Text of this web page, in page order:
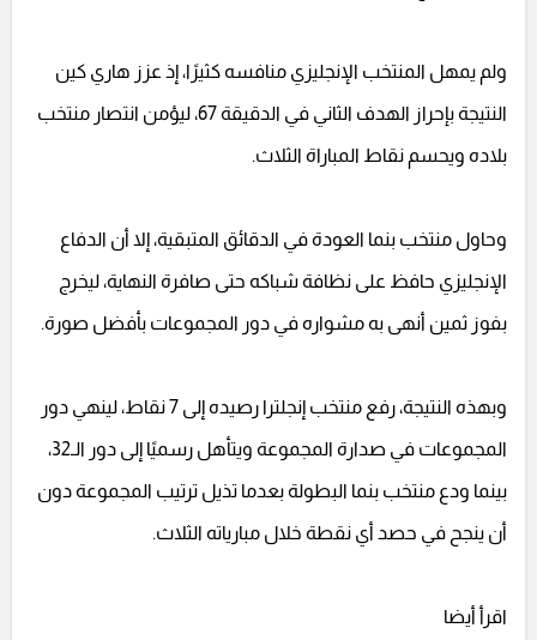
ولم يمهل المنتخب الإنجليزي منافسه كثيرًا، إذ عزز هاري كين
النتيجة بإحراز الهدف الثاني في الدقيقة 67، ليؤمن انتصار منتخب
بلاده ويحسم نقاط المباراة الثلاث.
وحاول منتخب بنما العودة في الدقائق المتبقية، إلا أن الدفاع
الإنجليزي حافظ على نظافة شباكه حتى صافرة النهاية، ليخرج
بفوز ثمين أنهى به مشواره في دور المجموعات بأفضل صورة.
وبهذه النتيجة، رفع منتخب إنجلترا رصيده إلى 7 نقاط، لينهي دور
المجموعات في صدارة المجموعة ويتأهل رسميًا إلى دور الـ32،
بينما ودع منتخب بنما البطولة بعدما تذيل ترتيب المجموعة دون
أن ينجح في حصد أي نقطة خلال مبارياته الثلاث.
اقرأ أيضا